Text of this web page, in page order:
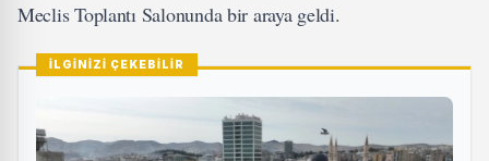
Meclis Toplantı Salonunda bir araya geldi.
İLGİNİZİ ÇEKEBİLİR